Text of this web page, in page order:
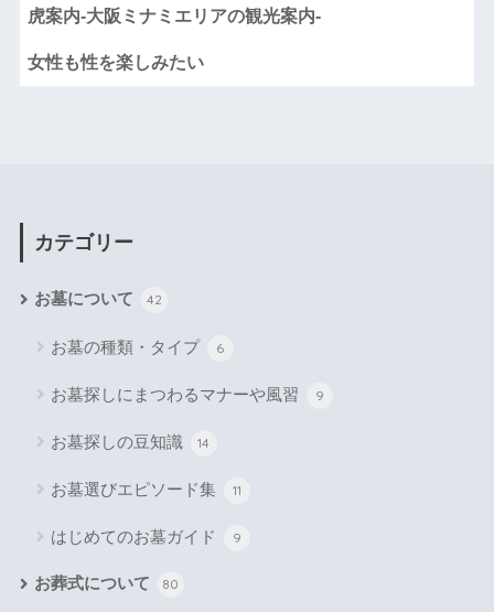
虎案内-大阪ミナミエリアの観光案内-
女性も性を楽しみたい
カテゴリー
お墓について 42
お墓の種類・タイプ 6
お墓探しにまつわるマナーや風習 9
お墓探しの豆知識 14
お墓選びエピソード集 11
はじめてのお墓ガイド 9
お葬式について 80